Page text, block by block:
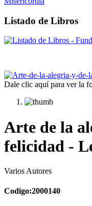
Listado de Libros
Dale clic aquí para ver la
Arte de la
felicidad -
Varios Autores
Codigo:2000140